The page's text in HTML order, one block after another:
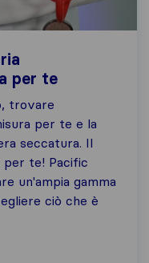
per te
trovare
per te e la
seccatura. Il
per te! Pacific
un'ampia gamma
ciò che è